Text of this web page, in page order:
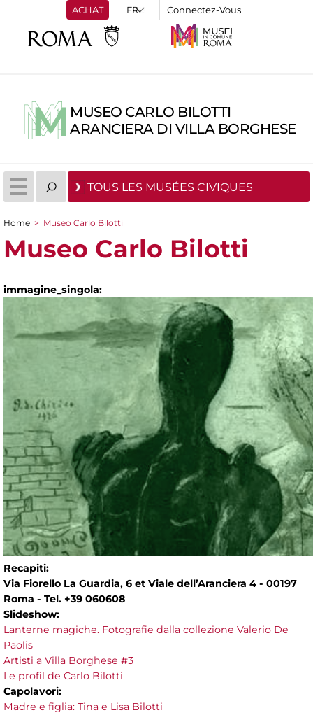
ACHAT Connectez-Vous
MUSEO CARLO BILOTTI
ARANCIERA DI VILLA BORGHESE
TOUS LES MUSÉES CIVIQUES
You are here
Home > Museo Carlo Bilotti
Museo Carlo Bilotti
immagine_singola:
Recapiti:
Via Fiorello La Guardia, 6 et Viale dell’Aranciera 4 - 00197
Roma - Tel. +39 060608
Slideshow:
Lanterne magiche. Fotografie dalla collezione Valerio De
Paolis
Artisti a Villa Borghese #3
Le profil de Carlo Bilotti
Capolavori:
Madre e figlia: Tina e Lisa Bilotti